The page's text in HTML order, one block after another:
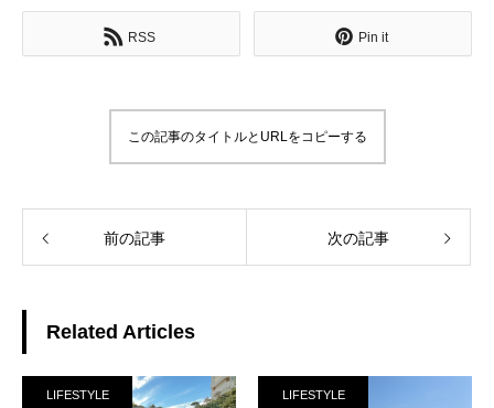
RSS Pin it
この記事のタイトルとURLをコピーする
前の記事 次の記事
Related Articles
LIFESTYLE LIFESTYLE